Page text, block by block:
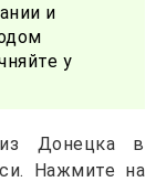
и
у
из Донецка в
Нажмите на